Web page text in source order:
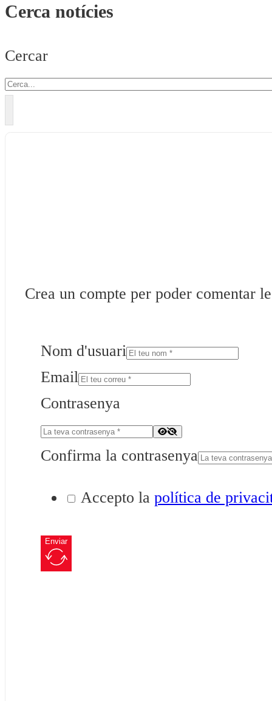
Cerca notícies
Cercar
Crea un compte per poder comentar
Nom d'usuari
Email
Contrasenya
Confirma la contrasenya
Accepto la política de
Enviar